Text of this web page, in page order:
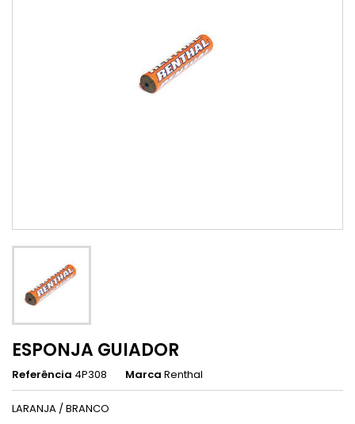
ESPONJA GUIADOR
Referência 4P308 Marca Renthal
LARANJA / BRANCO